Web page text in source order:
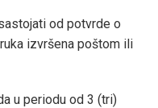
od potvrde o
izvršena poštom ili
u periodu od 3 (tri)